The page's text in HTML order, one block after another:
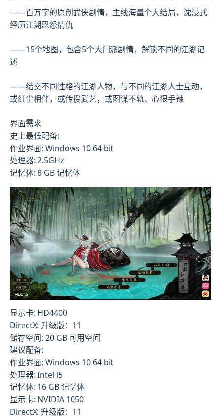
——百万字的原创武侠剧情，主线海量个大结局，沈浸式
经历江湖恩怨情仇
——15个地图，包含5个大门派剧情，解锁不同的江湖记
述
——结交不同性格的江湖人物，与不同的江湖人士互动，
或红尘相伴，或传授武艺，或图谋不轨、心狠手辣
界面需求
史上最低配备:
作业界面: Windows 10 64 bit
处理器: 2.5GHz
记忆体: 8 GB 记忆体
显示卡: HD4400
DirectX: 升级版：11
储存空间: 20 GB 可用空间
建议配备:
作业界面: Windows 10 64 bit
处理器: Intel i5
记忆体: 16 GB 记忆体
显示卡: NVIDIA 1050
DirectX: 升级版：11